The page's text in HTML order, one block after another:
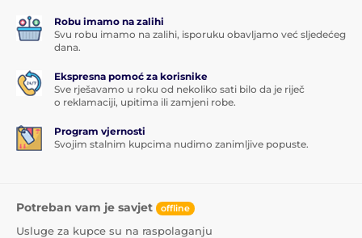
Robu imamo na zalihi
Svu robu imamo na zalihi, isporuku obavljamo već sljedećeg
dana.
Ekspresna pomoć za korisnike
Sve rješavamo u roku od nekoliko sati bilo da je riječ
o reklamaciji, upitima ili zamjeni robe.
Program vjernosti
Svojim stalnim kupcima nudimo zanimljive popuste.
Potreban vam je savjet offline
Usluge za kupce su na raspolaganju